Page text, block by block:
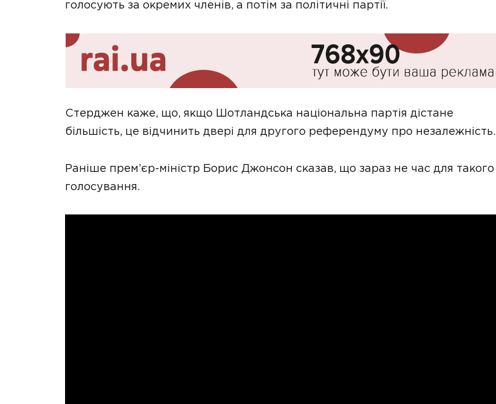
голосують за окремих членів, а потім за політичні партії.
Стерджен каже, що, якщо Шотландська національна партія дістане
більшість, це відчинить двері для другого референдуму про незалежність.
Раніше прем’єр-міністр Борис Джонсон сказав, що зараз не час для такого
голосування.